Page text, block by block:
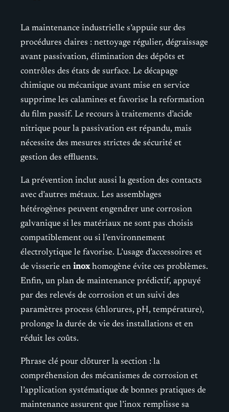
La maintenance industrielle s’appuie sur des
procédures claires : nettoyage régulier, dégraissage
avant passivation, élimination des dépôts et
contrôles des états de surface. Le décapage
chimique ou mécanique avant mise en service
supprime les calamines et favorise la reformation
du film passif. Le recours à traitements d’acide
nitrique pour la passivation est répandu, mais
nécessite des mesures strictes de sécurité et
gestion des effluents.
La prévention inclut aussi la gestion des contacts
avec d’autres métaux. Les assemblages
hétérogènes peuvent engendrer une corrosion
galvanique si les matériaux ne sont pas choisis
compatiblement ou si l’environnement
électrolytique le favorise. L’usage d’accessoires et
de visserie en inoxhomogène évite ces problèmes.
Enfin, un plan de maintenance prédictif, appuyé
par des relevés de corrosion et un suivi des
paramètres process (chlorures, pH, température),
prolonge la durée de vie des installations et en
réduit les coûts.
Phrase clé pour clôturer la section : la
compréhension des mécanismes de corrosion et
l’application systématique de bonnes pratiques de
maintenance assurent que l’inox remplisse sa